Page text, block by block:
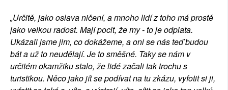
„Určitě, jako oslava ničení, a mnoho lidí z toho má prostě
jako velkou radost. Mají pocit, že my - to je odplata.
Ukázali jsme jim, co dokážeme, a oni se nás teď budou
bát a už to neudělají. Je to směšné. Taky se nám v
určitém okamžiku stalo, že lidé začali tak trochu s
turistikou. Něco jako jít se podívat na tu zkázu, vyfotit si ji,